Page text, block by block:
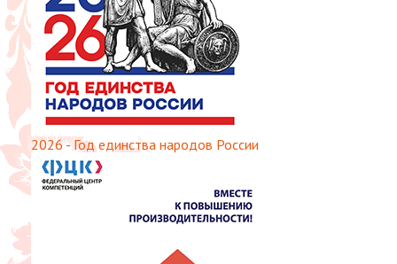
2026 - Год единства народов России